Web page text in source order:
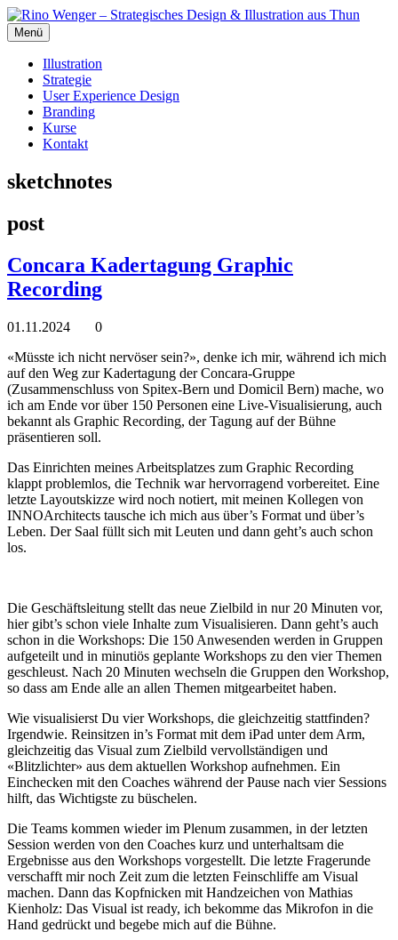
Menü
Illustration
Strategie
User Experience Design
Branding
Kurse
Kontakt
sketchnotes
post
Concara Kadertagung Graphic
Recording
01.11.2024
0
«Müsste ich nicht nervöser sein?», denke ich mir, während ich mich
auf den Weg zur Kadertagung der Concara-Gruppe
(Zusammenschluss von Spitex-Bern und Domicil Bern) mache, wo
ich am Ende vor über 150 Personen eine Live-Visualisierung, auch
bekannt als Graphic Recording, der Tagung auf der Bühne
präsentieren soll.
Das Einrichten meines Arbeitsplatzes zum Graphic Recording
klappt problemlos, die Technik war hervorragend vorbereitet. Eine
letzte Layoutskizze wird noch notiert, mit meinen Kollegen von
INNOArchitects tausche ich mich aus über’s Format und über’s
Leben. Der Saal füllt sich mit Leuten und dann geht’s auch schon
los.
Die Geschäftsleitung stellt das neue Zielbild in nur 20 Minuten vor,
hier gibt’s schon viele Inhalte zum Visualisieren. Dann geht’s auch
schon in die Workshops: Die 150 Anwesenden werden in Gruppen
aufgeteilt und in minutiös geplante Workshops zu den vier Themen
geschleust. Nach 20 Minuten wechseln die Gruppen den Workshop,
so dass am Ende alle an allen Themen mitgearbeitet haben.
Wie visualisierst Du vier Workshops, die gleichzeitig stattfinden?
Irgendwie. Reinsitzen in’s Format mit dem iPad unter dem Arm,
gleichzeitig das Visual zum Zielbild vervollständigen und
«Blitzlichter» aus dem aktuellen Workshop aufnehmen. Ein
Einchecken mit den Coaches während der Pause nach vier Sessions
hilft, das Wichtigste zu büschelen.
Die Teams kommen wieder im Plenum zusammen, in der letzten
Session werden von den Coaches kurz und unterhaltsam die
Ergebnisse aus den Workshops vorgestellt. Die letzte Fragerunde
verschafft mir noch Zeit zum die letzten Feinschliffe am Visual
machen. Dann das Kopfnicken mit Handzeichen von Mathias
Kienholz: Das Visual ist ready, ich bekomme das Mikrofon in die
Hand gedrückt und begebe mich auf die Bühne.